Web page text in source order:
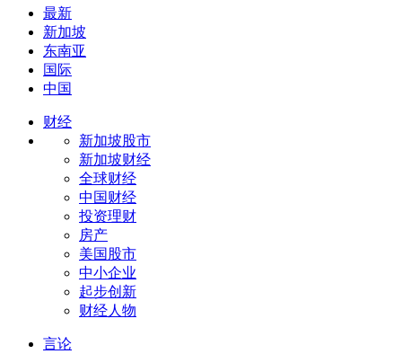
最新
新加坡
东南亚
国际
中国
财经
新加坡股市
新加坡财经
全球财经
中国财经
投资理财
房产
美国股市
中小企业
起步创新
财经人物
言论